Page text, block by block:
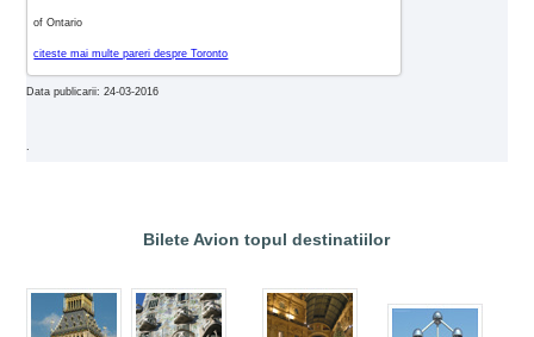
of Ontario
citeste mai multe pareri despre Toronto
Data publicarii: 24-03-2016
.
Bilete Avion topul destinatiilor